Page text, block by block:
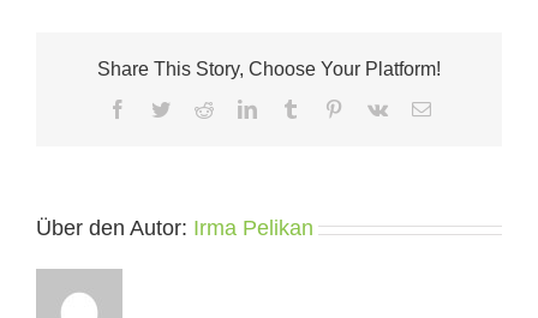
Share This Story, Choose Your Platform!
Facebook
TwitterRedditLinkedInTumblr Pinterest
Vk
E-
Über den Autor: Irma Pelikan